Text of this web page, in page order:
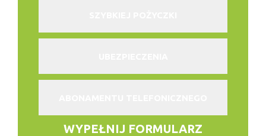
WYPEŁNIJ FORMULARZ